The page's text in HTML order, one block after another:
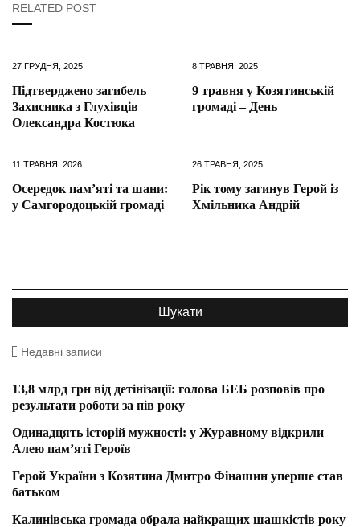
RELATED POST
27 ГРУДНЯ, 2025
Підтверджено загибель
Захисника з Глухівців
Олександра Костюка
8 ТРАВНЯ, 2025
9 травня у Козятинській
громаді – День
11 ТРАВНЯ, 2026
Осередок пам’яті та шани:
у Самгородоцькій громаді
26 ТРАВНЯ, 2025
Рік тому загинув Герой із
Хмільника Андрій
Недавні записи
13,8 млрд грн від детінізації: голова БЕБ розповів про
результати роботи за пів року
Одинадцять історій мужності: у Журавному відкрили
Алею пам’яті Героїв
Герой України з Козятина Дмитро Фінашин уперше став
батьком
Калинівська громада обрала найкращих шашкістів року